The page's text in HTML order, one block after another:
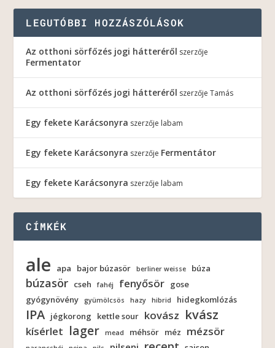
LEGUTÓBBI HOZZÁSZÓLÁSOK
Az otthoni sörfőzés jogi hátteréről szerzője
Fermentator
Az otthoni sörfőzés jogi hátteréről szerzőjeTamás
Egy fekete Karácsonyra szerzője labam
Egy fekete Karácsonyra szerzője Fermentátor
Egy fekete Karácsonyra szerzője labam
CÍMKÉK
ale apa bajor búzasör berliner weisse búza
búzasör cseh fahéj fenyősör gose
gyógynövény
gyümölcsös hazy hibrid hidegkomlózás
IPA jégkorong kettle sour kovász kvász
kísérlet lager mead méhsör méz mézsör